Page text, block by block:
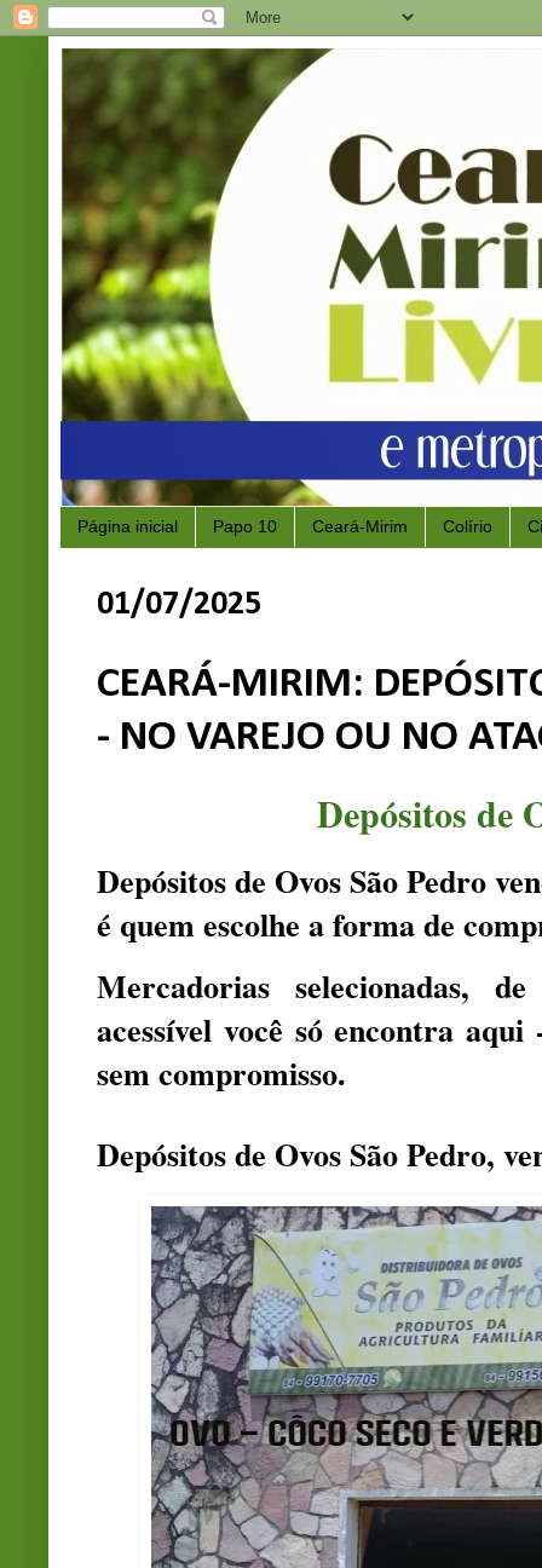
Página inicial Papo 10 Ceará-Mirim Colírio
01/07/2025
CEARÁ-MIRIM:
- NO VAREJO OU NO
Depósitos de
Depósitos de Ovos São Pedro
é quem escolhe a forma de
Mercadorias selecionadas,
acessível você só encontra
sem compromisso.
Depósitos de Ovos São Pedro,